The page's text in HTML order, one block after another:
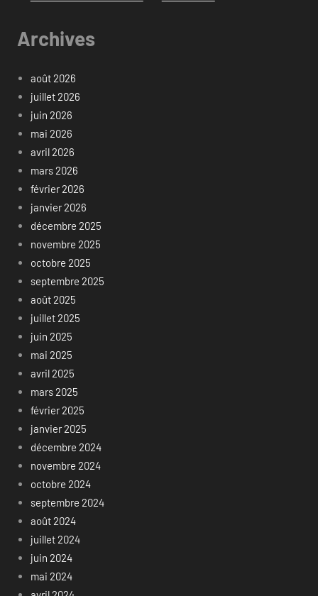
Archives
août 2026
juillet 2026
juin 2026
mai 2026
avril 2026
mars 2026
février 2026
janvier 2026
décembre 2025
novembre 2025
octobre 2025
septembre 2025
août 2025
juillet 2025
juin 2025
mai 2025
avril 2025
mars 2025
février 2025
janvier 2025
décembre 2024
novembre 2024
octobre 2024
septembre 2024
août 2024
juillet 2024
juin 2024
mai 2024